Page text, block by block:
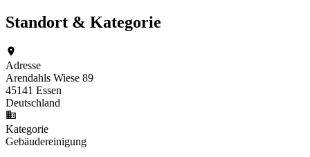
Standort & Kategorie
Adresse
Arendahls Wiese 89
45141 Essen
Deutschland
Kategorie
Gebäudereinigung